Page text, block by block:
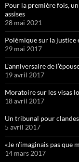
Pour la première fois,
assises
28 mai 2021
Polémique sur la justice
29 mai 2017
L’anniversaire de
19 avril 2017
Moratoire sur les visas
18 avril 2017
Un tribunal pour
5 avril 2017
«Je n’imaginais pas que
14 mars 2017